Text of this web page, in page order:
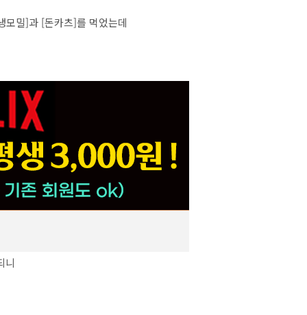
모밀]과 [돈카츠]를 먹었는데
니